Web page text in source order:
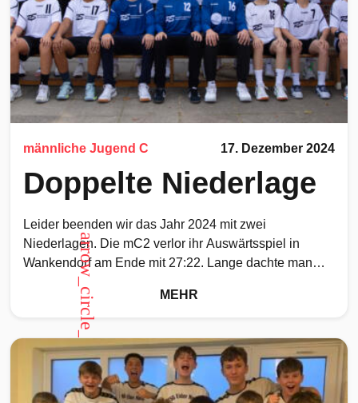
männliche Jugend C 17. Dezember 2024
Doppelte Niederlage
Leider beenden wir das Jahr 2024 mit zwei
Niederlagen. Die mC2 verlor ihr Auswärtsspiel in
Wankendorf am Ende mit 27:22. Lange dachte man
zumindest an
arrow_circle_up MEHR